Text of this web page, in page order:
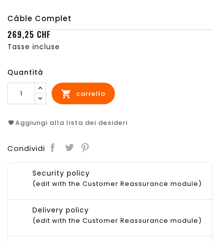
Câble Complet
269,25 CHF
Tasse incluse
Quantità
 carrello
Aggiungi alla lista dei desideri
Condividi
Security policy
(edit with the Customer Reassurance module)
Delivery policy
(edit with the Customer Reassurance module)